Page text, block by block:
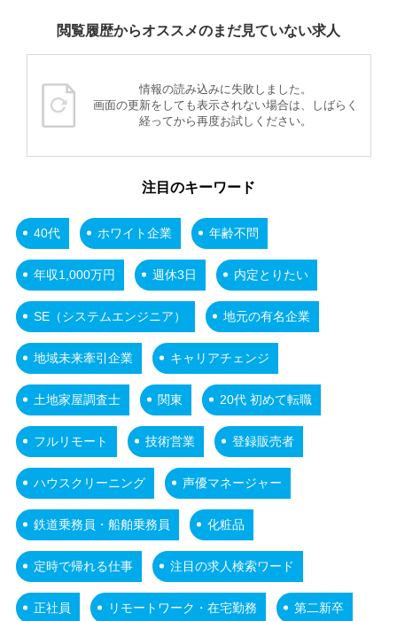
閲覧履歴からオススメのまだ見ていない求人
情報の読み込みに失敗しました。
画面の更新をしても表示されない場合は、しばらく
経ってから再度お試しください。
注目のキーワード
40代 ホワイト企業 年齢不問
年収1,000万円 週休3日 内定とりたい
SE（システムエンジニア） 地元の有名企業
地域未来牽引企業 キャリアチェンジ
土地家屋調査士 関東 20代 初めて転職
フルリモート 技術営業 登録販売者
ハウスクリーニング 声優マネージャー
鉄道乗務員・船舶乗務員 化粧品
定時で帰れる仕事 注目の求人検索ワード
正社員 リモートワーク・在宅勤務 第二新卒